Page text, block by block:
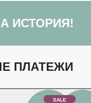
ИСТОРИЯ!
ПЛАТЕЖИ
SALE